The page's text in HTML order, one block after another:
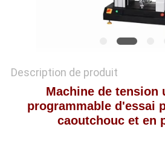
POLITIQUE
Description de produit
Machine de tension
programmable d'essai
caoutchouc et en